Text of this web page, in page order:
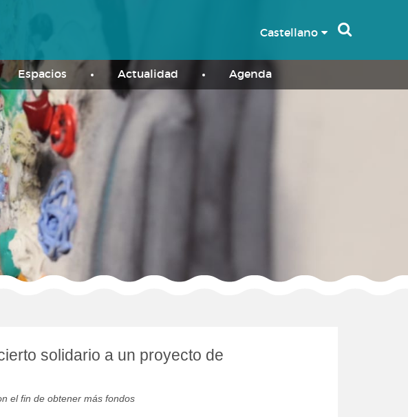
Castellano
Espacios Actualidad Agenda
solidario a un proyecto de
el fin de obtener más fondos